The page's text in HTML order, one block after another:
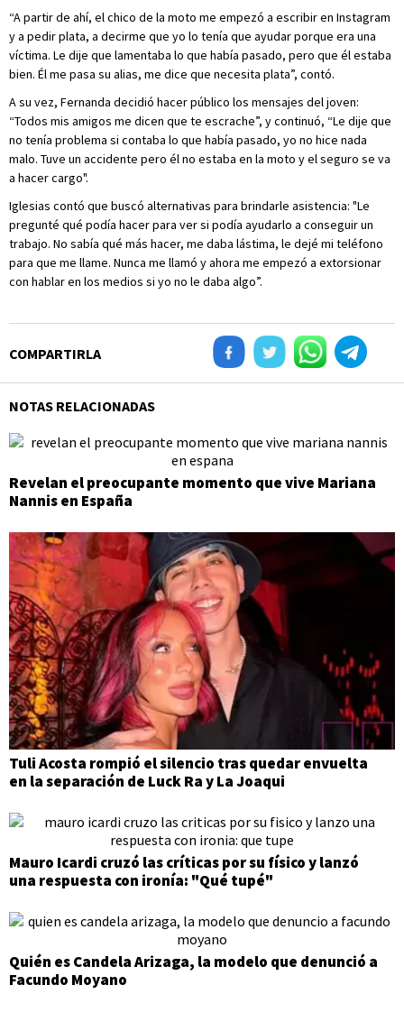
“A partir de ahí, el chico de la moto me empezó a escribir en Instagram
y a pedir plata, a decirme que yo lo tenía que ayudar porque era una
víctima. Le dije que lamentaba lo que había pasado, pero que él estaba
bien. Él me pasa su alias, me dice que necesita plata”, contó.
A su vez, Fernanda decidió hacer público los mensajes del joven:
“Todos mis amigos me dicen que te escrache”, y continuó, “Le dije que
no tenía problema si contaba lo que había pasado, yo no hice nada
malo. Tuve un accidente pero él no estaba en la moto y el seguro se va
a hacer cargo".
Iglesias contó que buscó alternativas para brindarle asistencia: "Le
pregunté qué podía hacer para ver si podía ayudarlo a conseguir un
trabajo. No sabía qué más hacer, me daba lástima, le dejé mi teléfono
para que me llame. Nunca me llamó y ahora me empezó a extorsionar
con hablar en los medios si yo no le daba algo”.
COMPARTIRLA
NOTAS RELACIONADAS
Revelan el preocupante momento que vive Mariana
Nannis en España
Tuli Acosta rompió el silencio tras quedar envuelta
en la separación de Luck Ra y La Joaqui
Mauro Icardi cruzó las críticas por su físico y lanzó
una respuesta con ironía: "Qué tupé"
Quién es Candela Arizaga, la modelo que denunció a
Facundo Moyano